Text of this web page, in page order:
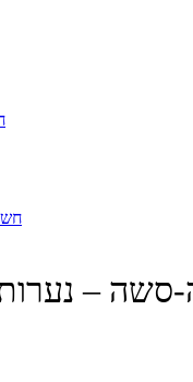
סשה – נערות